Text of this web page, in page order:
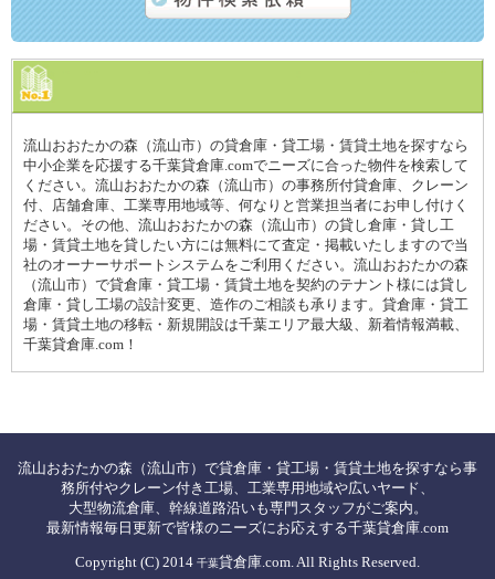
流山おおたかの森（流山市）の貸倉庫・貸工場・賃貸土地を探すなら
中小企業を応援する千葉貸倉庫.comでニーズに合った物件を検索して
ください。流山おおたかの森（流山市）の事務所付貸倉庫、クレーン
付、店舗倉庫、工業専用地域等、何なりと営業担当者にお申し付けく
ださい。その他、流山おおたかの森（流山市）の貸し倉庫・貸し工
場・賃貸土地を貸したい方には無料にて査定・掲載いたしますので当
社のオーナーサポートシステムをご利用ください。流山おおたかの森
（流山市）で貸倉庫・貸工場・賃貸土地を契約のテナント様には貸し
倉庫・貸し工場の設計変更、造作のご相談も承ります。貸倉庫・貸工
場・賃貸土地の移転・新規開設は千葉エリア最大級、新着情報満載、
千葉貸倉庫.com！
流山おおたかの森（流山市）で貸倉庫・貸工場・賃貸土地を探すなら事
務所付やクレーン付き工場、工業専用地域や広いヤード、
大型物流倉庫、幹線道路沿いも専門スタッフがご案内。
最新情報毎日更新で皆様のニーズにお応えする千葉貸倉庫.com
Copyright (C) 2014 千葉貸倉庫.com. All Rights Reserved.